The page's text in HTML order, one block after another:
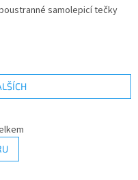
samolepicí tečky